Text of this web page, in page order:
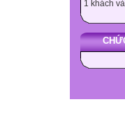
1 khách